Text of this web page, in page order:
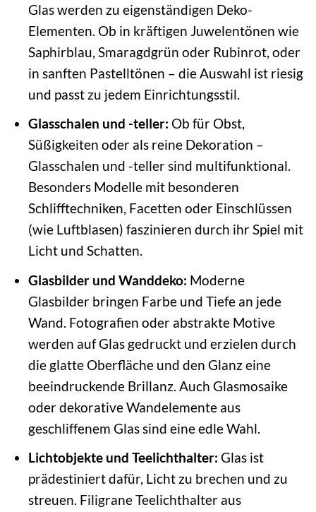
Glas werden zu eigenständigen Deko-
Elementen. Ob in kräftigen Juwelentönen wie
Saphirblau, Smaragdgrün oder Rubinrot, oder
in sanften Pastelltönen – die Auswahl ist riesig
und passt zu jedem Einrichtungsstil.
Glasschalen und -teller: Ob für Obst,
Süßigkeiten oder als reine Dekoration –
Glasschalen und -teller sind multifunktional.
Besonders Modelle mit besonderen
Schlifftechniken, Facetten oder Einschlüssen
(wie Luftblasen) faszinieren durch ihr Spiel mit
Licht und Schatten.
Glasbilder und Wanddeko: Moderne
Glasbilder bringen Farbe und Tiefe an jede
Wand. Fotografien oder abstrakte Motive
werden auf Glas gedruckt und erzielen durch
die glatte Oberfläche und den Glanz eine
beeindruckende Brillanz. Auch Glasmosaike
oder dekorative Wandelemente aus
geschliffenem Glas sind eine edle Wahl.
Lichtobjekte und Teelichthalter: Glas ist
prädestiniert dafür, Licht zu brechen und zu
streuen. Filigrane Teelichthalter aus